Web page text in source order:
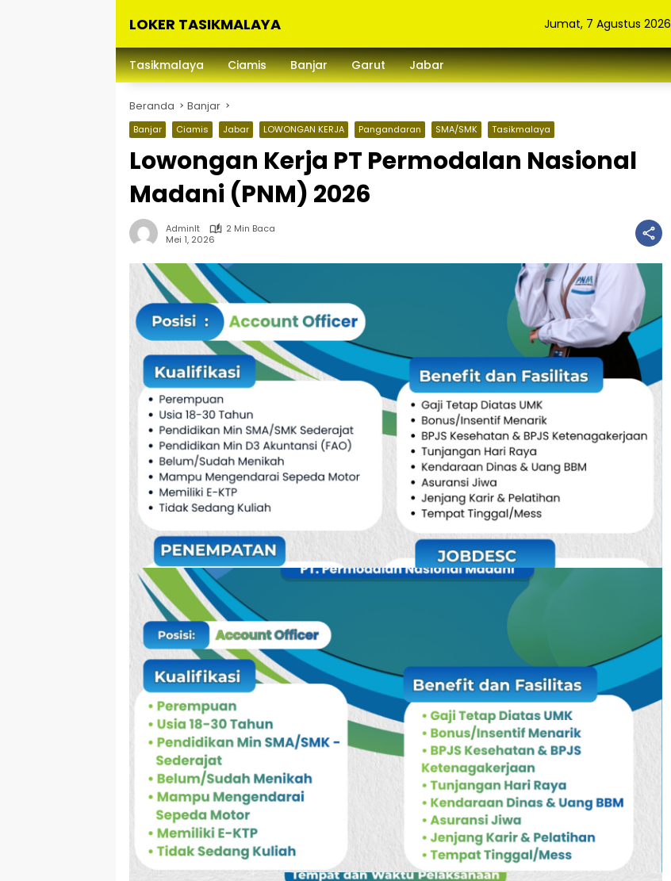
LOKER TASIKMALAYA
Lowongan
Kerja
dan
Sekitarna
Jumat, 7 Agustus 2026
Tasikmalaya Ciamis Banjar Garut Jabar
Beranda Banjar
Banjar Ciamis Jabar LOWONGAN KERJA Pangandaran SMA/SMK Tasikmalaya
Lowongan Kerja PT Permodalan Nasional
Madani (PNM) 2026
Adminlt
2 Min Baca
Mei 1, 2026